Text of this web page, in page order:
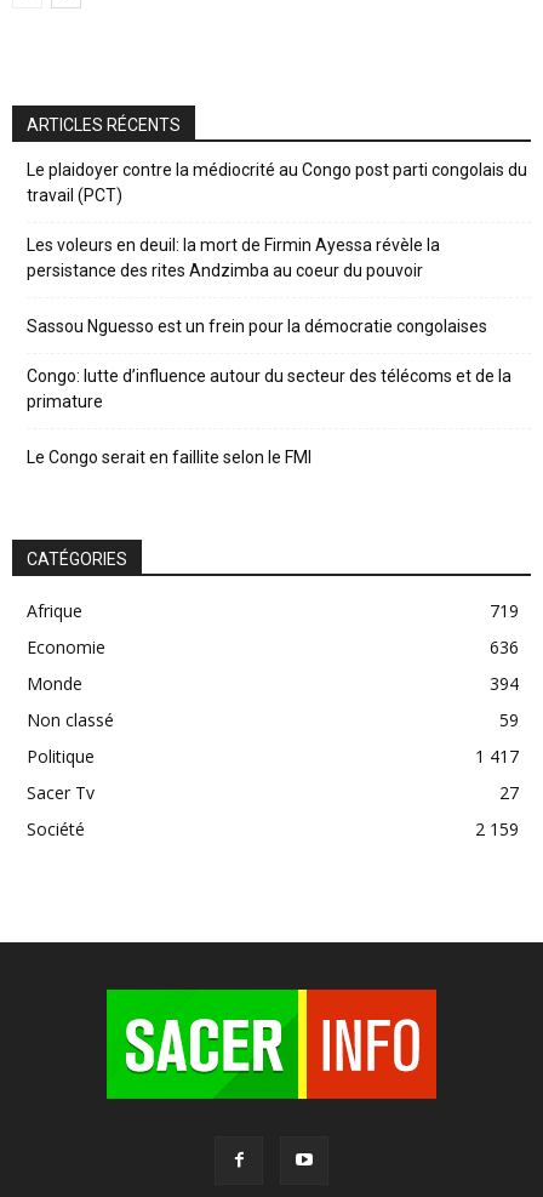
ARTICLES RÉCENTS
Le plaidoyer contre la médiocrité au Congo post parti congolais du
travail (PCT)
Les voleurs en deuil: la mort de Firmin Ayessa révèle la
persistance des rites Andzimba au coeur du pouvoir
Sassou Nguesso est un frein pour la démocratie congolaises
Congo: lutte d’influence autour du secteur des télécoms et de la
primature
Le Congo serait en faillite selon le FMI
CATÉGORIES
Afrique
719
Economie
636
Monde
394
Non classé
59
Politique
1 417
Sacer Tv
27
Société
2 159